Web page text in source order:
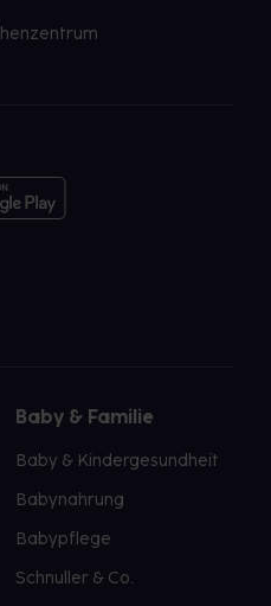
Baby & Familie
Baby & Kindergesundheit
Babynahrung
Babypflege
Schnuller & Co.